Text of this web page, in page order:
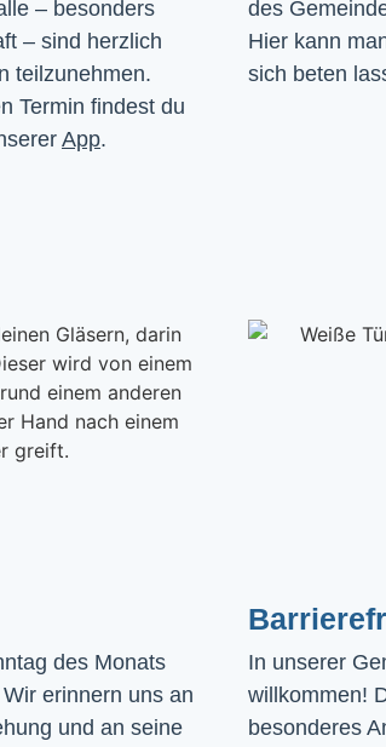
– besonders
– sind herzlich
teilzunehmen.
Termin findest du
App.
des
Hier kann
sich beten
des Monats
erinnern uns an
und an seine
In unserer
willkommen!
besonderes